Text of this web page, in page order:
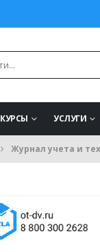
КУРСЫ УСЛУГИ
Журнал учета и